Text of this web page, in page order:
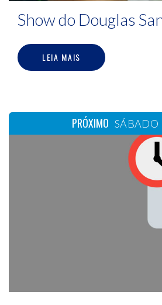
Show do Douglas
LEIA MAIS
PRÓXIMO SÁBADO